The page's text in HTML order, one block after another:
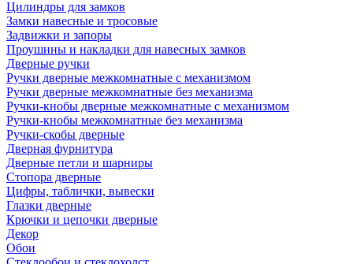
Цилиндры для замков
Замки навесные и тросовые
Задвижки и запоры
Проушины и накладки для навесных замков
Дверные ручки
Ручки дверные межкомнатные с механизмом
Ручки дверные межкомнатные без механизма
Ручки-кнобы дверные межкомнатные с механизмом
Ручки-кнобы межкомнатные без механизма
Ручки-скобы дверные
Дверная фурнитура
Дверные петли и шарниры
Стопора дверные
Цифры, таблички, вывески
Глазки дверные
Крючки и цепочки дверные
Декор
Обои